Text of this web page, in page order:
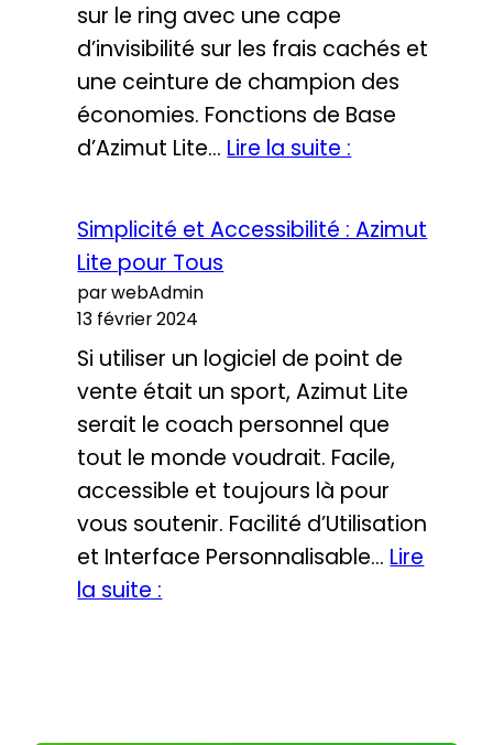
sur le ring avec une cape
d’invisibilité sur les frais cachés et
une ceinture de champion des
économies. Fonctions de Base
d’Azimut Lite…Lire la suite :
vs
Logiciels
Un
Comparatif
Économique
Simplicité et Accessibilité : Azimut
Lite pour Tous
par webAdmin
13 février 2024
Si utiliser un logiciel de point de
vente était un sport, Azimut Lite
serait le coach personnel que
tout le monde voudrait. Facile,
accessible et toujours là pour
vous soutenir. Facilité d’Utilisation
et Interface Personnalisable… Lire
la suite :